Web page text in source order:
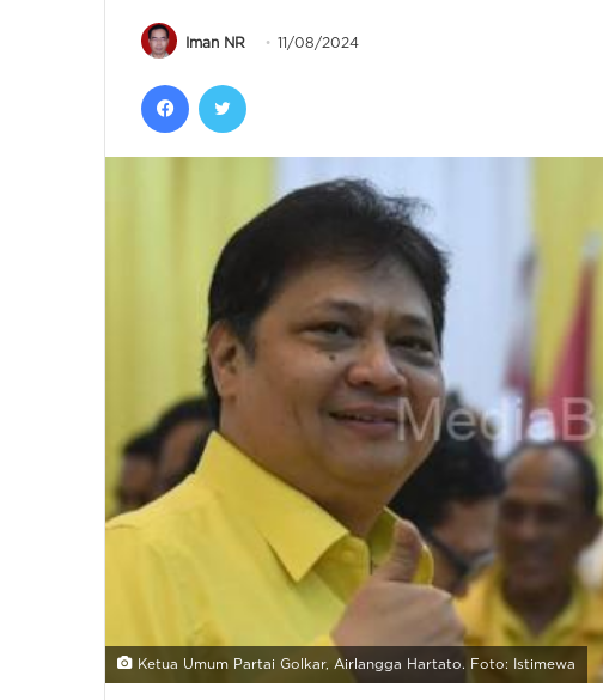
Iman NR 11/08/2024
Facebook
Ketua Umum Partai Golkar, Airlangga Hartato. Foto: Istimewa